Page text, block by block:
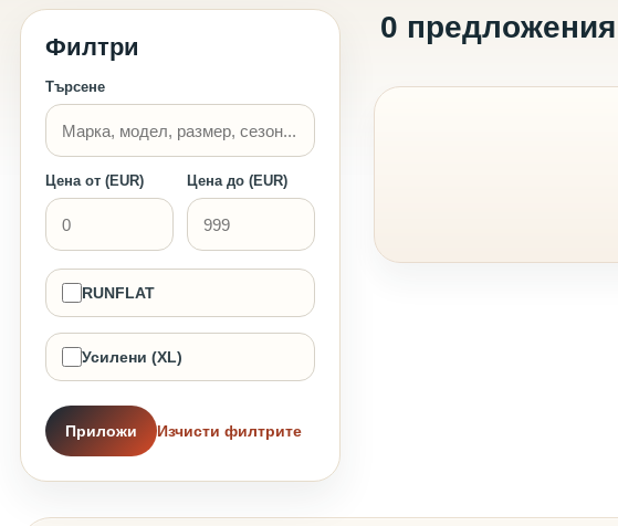
Филтри
Търсене
Цена от (EUR) Цена до (EUR)
RUNFLAT
Усилени (XL)
Приложи Изчисти филтрите
0 предложения